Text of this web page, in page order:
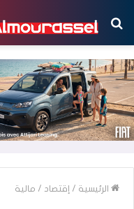
بحث
عن
الرئيسية / إقتصاد / مالية